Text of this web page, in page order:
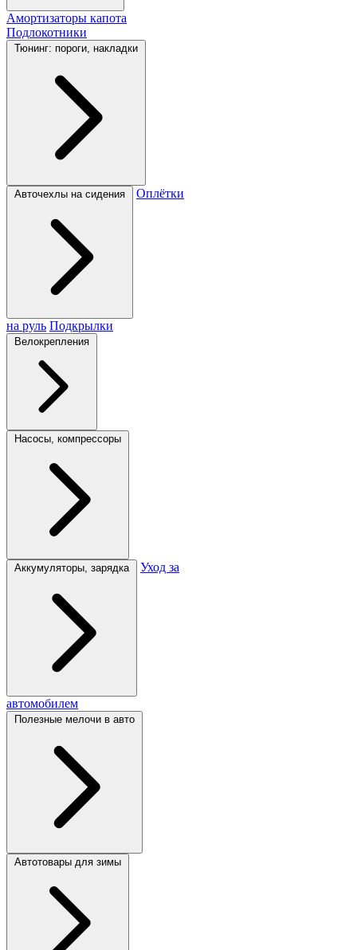
Амортизаторы капота
Подлокотники
Тюнинг: пороги, накладки
Авточехлы на сидения Оплётки
на руль Подкрылки
Велокрепления
Насосы, компрессоры
Аккумуляторы, зарядка Уход за
автомобилем
Полезные мелочи в авто
Автотовары для зимы